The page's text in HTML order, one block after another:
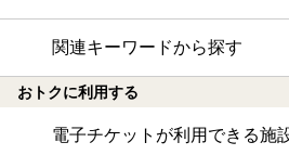
関連キーワードから探す
おトクに利用する
電子チケットが利用できる施